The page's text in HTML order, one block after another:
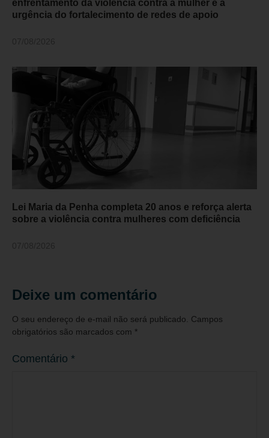
enfrentamento da violência contra a mulher e a
urgência do fortalecimento de redes de apoio
Lei Maria da Penha completa 20 anos e reforça alerta
sobre a violência contra mulheres com deficiência
Deixe um comentário
O seu endereço de e-mail não será publicado.
Campos
obrigatórios são marcados com *
Comentário *